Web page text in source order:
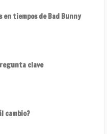
en tiempos de Bad Bunny
clave
cambio?